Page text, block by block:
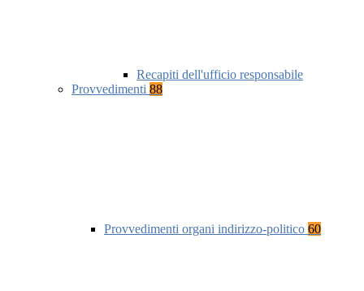
Recapiti dell'ufficio responsabile
Provvedimenti 88
Provvedimenti organi indirizzo-politico 60